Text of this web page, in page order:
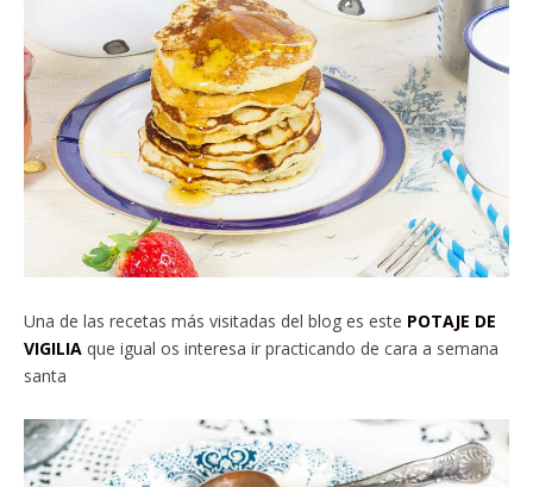
Una de las recetas más visitadas del blog es este POTAJE DE
VIGILIA que igual os interesa ir practicando de cara a semana
santa